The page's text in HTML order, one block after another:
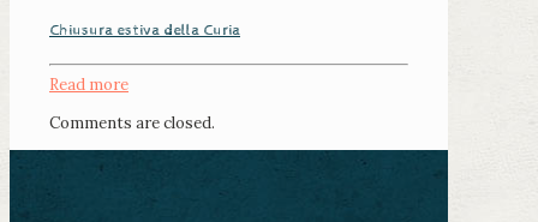
Chiusura estiva della Curia
Read more
Comments are closed.